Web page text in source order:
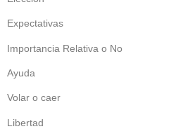
Expectativas
Importancia Relativa o No
Ayuda
Volar o caer
Libertad